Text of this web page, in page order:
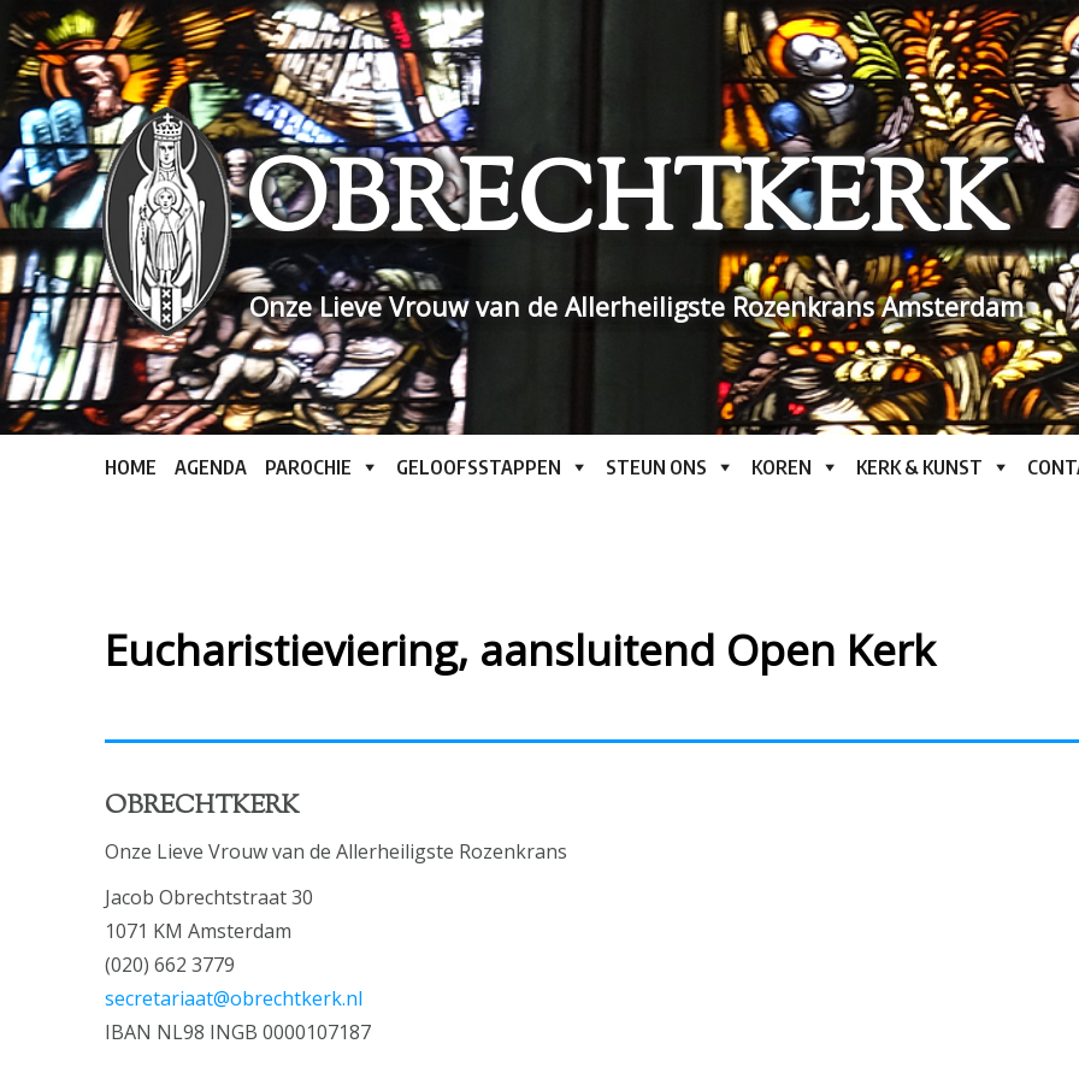
Skip
to
content
OBRECHTKERK
Onze Lieve Vrouw van de Allerheiligste Rozenkrans Amsterdam
HOME AGENDA PAROCHIE GELOOFSSTAPPEN STEUN ONS KOREN KERK & KUNST
Eucharistieviering, aansluitend Open Kerk
OBRECHTKERK
Onze Lieve Vrouw van de Allerheiligste Rozenkrans
Jacob Obrechtstraat 30
1071 KM Amsterdam
(020) 662 3779
secretariaat@obrechtkerk.nl
IBAN NL98 INGB 0000107187